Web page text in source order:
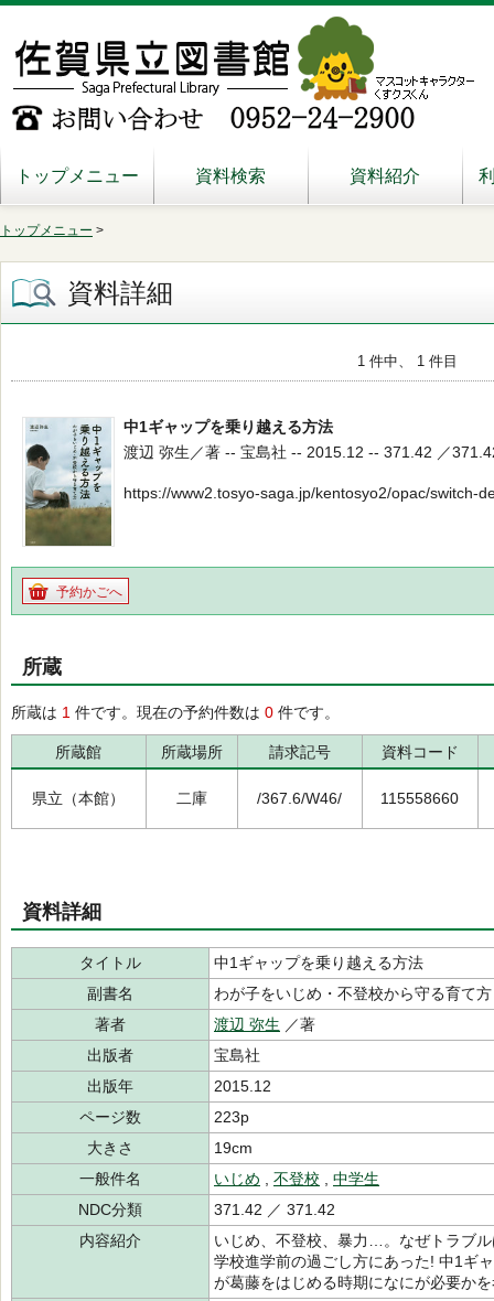
トップメニュー 資料検索 資料紹介
トップメニュー >
資料詳細
1 件中、 1 件目
中1ギャップを乗り越える方法
渡辺 弥生／著 -- 宝島社 -- 2015.12 -- 371.42 ／
https://www2.tosyo-saga.jp/kentosyo2/opac/switch-
予約かごへ
所蔵
所蔵は 1 件です。現在の予約件数は 0 件です。
所蔵館 所蔵場所 請求記号 資料コード
県立（本館） 二庫 /367.6/W46/ 115558660
資料詳細
タイトル
中1ギャップを乗り越える方法
副書名
わが子をいじめ・不登校から守る育て方
著者
渡辺 弥生 ／著
出版者
宝島社
出版年
2015.12
ページ数
223p
大きさ
19cm
一般件名
いじめ 不登校
中学生
NDC分類
371.42 ／ 371.42
内容紹介
いじめ、不登校、暴力…。なぜトラブ
学校進学前の過ごし方にあった! 中1ギ
が葛藤をはじめる時期になにが必要か